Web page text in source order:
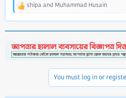
R
t
i
shipa and Muhammad Husain
You must log in or